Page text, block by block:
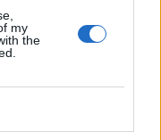
my
the
από influencers